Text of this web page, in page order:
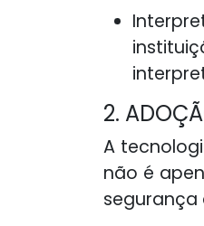
2.
A
não é
segurança